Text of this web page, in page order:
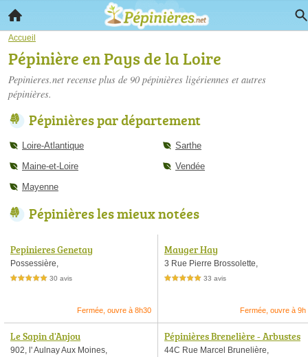
Accueil
Pépinière en Pays de la Loire
Pepinieres.net recense plus de 90 pépinières ligériennes et autres
pépinières.
Pépinières par département
Loire-Atlantique
Maine-et-Loire
Mayenne
Sarthe
Vendée
Pépinières les mieux notées
Pepinieres Genetay
Possessière,
5,0 étoiles sur 5 30 avis
Fermée, ouvre à 8h30
Mauger Hay
3 Rue Pierre Brossolette,
5,0 étoiles sur 5 33 avis
Fermée, ouvre à 9h
Le Sapin d'Anjou
902, l' Aulnay Aux Moines,
Pépinières Brenelière - Arbustes
& plantes pour jardin
44C Rue Marcel Brunelière,